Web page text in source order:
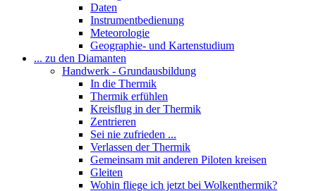
Daten
Instrumentbedienung
Meteorologie
Geographie- und Kartenstudium
... zu den Diamanten
Handwerk - Grundausbildung
In die Thermik
Thermik erfühlen
Kreisflug in der Thermik
Zentrieren
Sei nie zufrieden ...
Verlassen der Thermik
Gemeinsam mit anderen Piloten kreisen
Gleiten
Wohin fliege ich jetzt bei Wolkenthermik?